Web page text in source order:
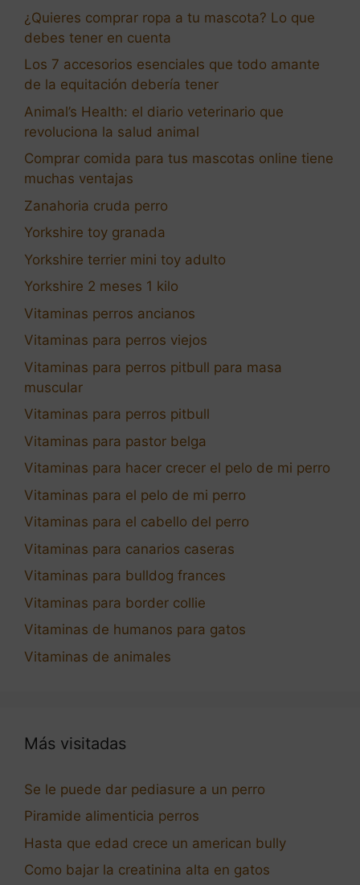
¿Quieres comprar ropa a tu mascota? Lo que
debes tener en cuenta
Los 7 accesorios esenciales que todo amante
de la equitación debería tener
Animal’s Health: el diario veterinario que
revoluciona la salud animal
Comprar comida para tus mascotas online tiene
muchas ventajas
Zanahoria cruda perro
Yorkshire toy granada
Yorkshire terrier mini toy adulto
Yorkshire 2 meses 1 kilo
Vitaminas perros ancianos
Vitaminas para perros viejos
Vitaminas para perros pitbull para masa
muscular
Vitaminas para perros pitbull
Vitaminas para pastor belga
Vitaminas para hacer crecer el pelo de mi perro
Vitaminas para el pelo de mi perro
Vitaminas para el cabello del perro
Vitaminas para canarios caseras
Vitaminas para bulldog frances
Vitaminas para border collie
Vitaminas de humanos para gatos
Vitaminas de animales
Más visitadas
Se le puede dar pediasure a un perro
Piramide alimenticia perros
Hasta que edad crece un american bully
Como bajar la creatinina alta en gatos